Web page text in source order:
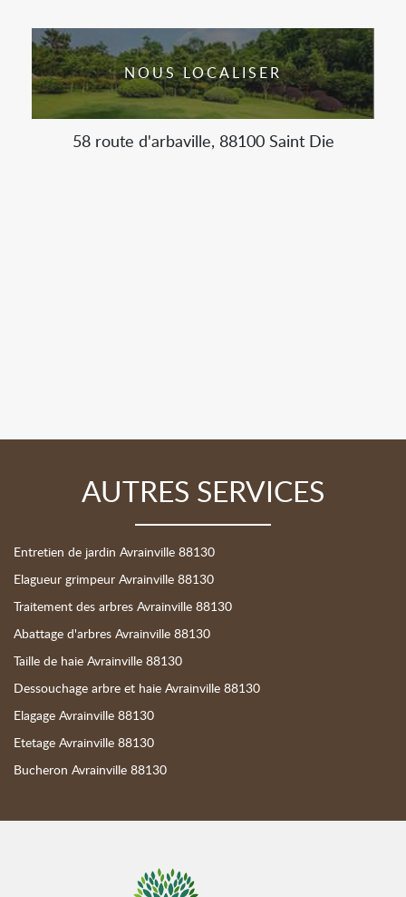
NOUS LOCALISER
58 route d'arbaville, 88100 Saint Die
AUTRES SERVICES
Entretien de jardin Avrainville 88130
Elagueur grimpeur Avrainville 88130
Traitement des arbres Avrainville 88130
Abattage d'arbres Avrainville 88130
Taille de haie Avrainville 88130
Dessouchage arbre et haie Avrainville 88130
Elagage Avrainville 88130
Etetage Avrainville 88130
Bucheron Avrainville 88130